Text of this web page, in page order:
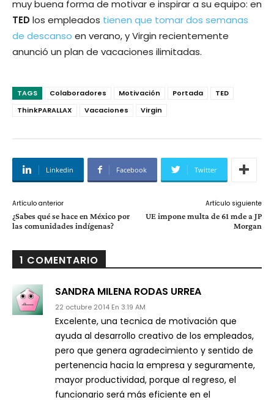
muy buena forma de motivar e inspirar a su equipo: en
TEDlos empleados tienen que tomar dos semanas
de descanso en verano, y Virgin recientemente
anunció un plan de vacaciones ilimitadas.
TAGS Colaboradores Motivación Portada
TED
ThinkPARALLAX
Vacaciones Virgin
Linkedin Facebook Twitter
Artículo anterior
¿Sabes qué se hace en México por
las comunidades indígenas?
Artículo siguiente
UE impone multa de 61 mde a JP
Morgan
1 COMENTARIO
SANDRA MILENA RODAS URREA
22 octubre 2014 En 3:19 AM
Excelente, una tecnica de motivación que
ayuda al desarrollo creativo de los empleados,
pero que genera agradecimiento y sentido de
pertenencia hacia la empresa y seguramente,
mayor productividad, porque al regreso, el
funcionario será más eficiente en el